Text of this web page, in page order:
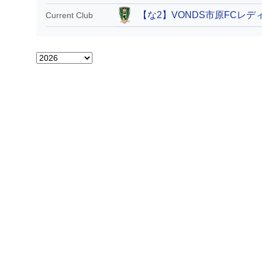
Current Club 【な2】VONDS市原FCレデ